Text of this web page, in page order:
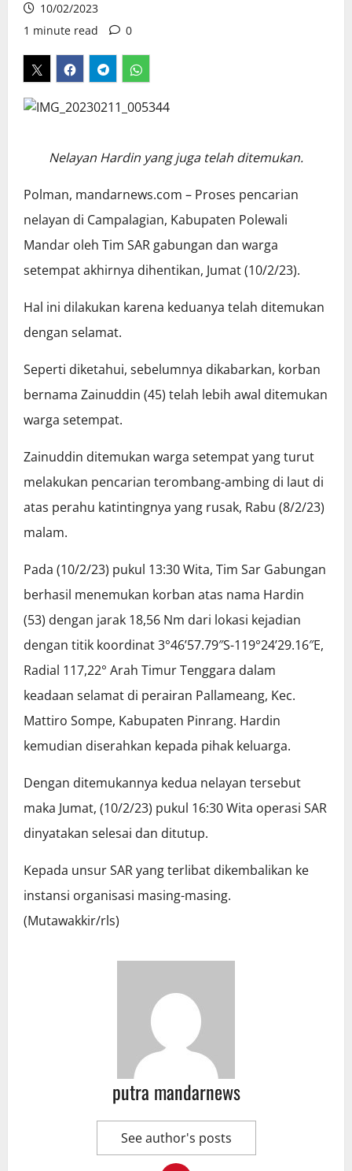
10/02/2023
1 minute read
0
Nelayan Hardin yang juga telah ditemukan.
Polman, mandarnews.com – Proses pencarian
nelayan di Campalagian, Kabupaten Polewali
Mandar oleh Tim SAR gabungan dan warga
setempat akhirnya dihentikan, Jumat (10/2/23).
Hal ini dilakukan karena keduanya telah ditemukan
dengan selamat.
Seperti diketahui, sebelumnya dikabarkan, korban
bernama Zainuddin (45) telah lebih awal ditemukan
warga setempat.
Zainuddin ditemukan warga setempat yang turut
melakukan pencarian terombang-ambing di laut di
atas perahu katintingnya yang rusak, Rabu (8/2/23)
malam.
Pada (10/2/23) pukul 13:30 Wita, Tim Sar Gabungan
berhasil menemukan korban atas nama Hardin
(53) dengan jarak 18,56 Nm dari lokasi kejadian
dengan titik koordinat 3°46’57.79″S-119°24’29.16″E,
Radial 117,22° Arah Timur Tenggara dalam
keadaan selamat di perairan Pallameang, Kec.
Mattiro Sompe, Kabupaten Pinrang. Hardin
kemudian diserahkan kepada pihak keluarga.
Dengan ditemukannya kedua nelayan tersebut
maka Jumat, (10/2/23) pukul 16:30 Wita operasi SAR
dinyatakan selesai dan ditutup.
Kepada unsur SAR yang terlibat dikembalikan ke
instansi organisasi masing-masing.
(Mutawakkir/rls)
putra mandarnews
See author's posts